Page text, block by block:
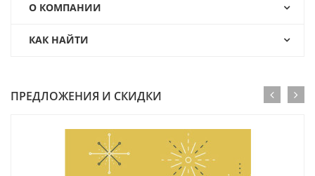
О КОМПАНИИ
КАК НАЙТИ
ПРЕДЛОЖЕНИЯ И СКИДКИ